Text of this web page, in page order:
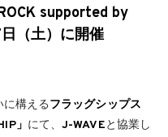
supported by
（土）に開催
に構えるフラッグシップス
」 にて、J-WAVEと協業し